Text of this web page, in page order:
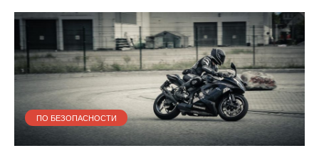
ПО БЕЗОПАСНОСТИ